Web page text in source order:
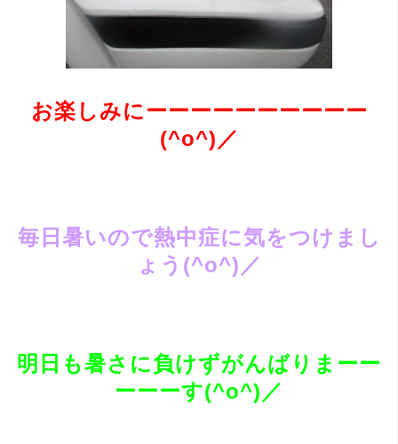
お楽しみにーーーーーーーーーー
(^o^)／
毎日暑いので熱中症に気をつけまし
ょう(^o^)／
明日も暑さに負けずがんばりまーー
ーーーす(^o^)／